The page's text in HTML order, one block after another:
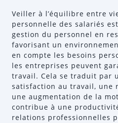
Veiller à l’équilibre entre
personnelle des salariés
gestion du personnel en
favorisant un
en compte les besoins
les entreprises peuvent
travail. Cela se traduit par
satisfaction au travail, une
une augmentation de la
contribue à une
relations professionnelles